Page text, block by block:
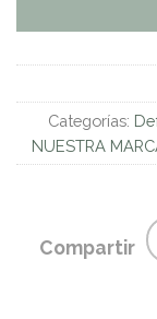
Categorías:
NUESTRA
Compartir